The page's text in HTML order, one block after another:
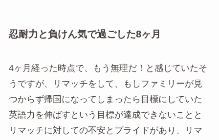
忍耐力と負けん気で過ごした8ヶ月
4ヶ月経った時点で、もう無理だ！と感じていたそ
うですが、リマッチをして、もしファミリーが見
つからず帰国になってしまったら目標にしていた
英語力を伸ばすという目標が達成できないことと
リマッチに対しての不安とプライドがあり、リマ